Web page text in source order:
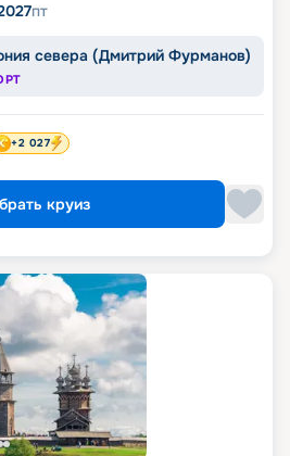
пт
севера (Дмитрий Фурманов)
+2 027
круиз